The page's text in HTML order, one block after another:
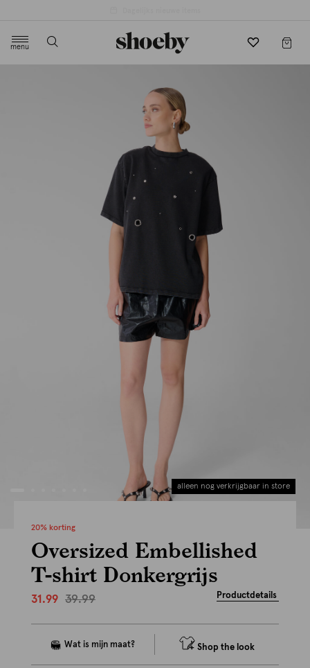
menu
alleen nog verkrijgbaar in store
20% korting
Oversized Embellished
T-shirt Donkergrijs
31.99 39.99 Productdetails
Shop the look